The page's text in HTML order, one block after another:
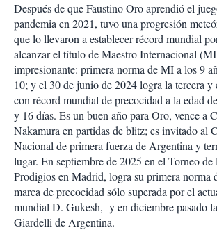
Después de que Faustino Oro aprendió el
pandemia en 2021, tuvo una progresión
que lo llevaron a establecer récord mundial
alcanzar el título de Maestro Internacional
impresionante: primera norma de MI a los 9
10; y el 30 de junio de 2024 logra la tercera
con récord mundial de precocidad a la edad
y 16 días. Es un buen año para Oro, vence a
Nakamura en partidas de blitz; es invitado al
Nacional de primera fuerza de Argentina y
lugar. En septiembre de 2025 en el Torneo de
Prodigios en Madrid, logra su primera norma
marca de precocidad sólo superada por el
mundial D. Gukesh, y en diciembre pasado
Giardelli de Argentina.